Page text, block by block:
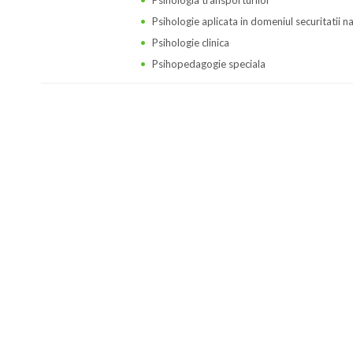
Psihologie aplicata in domeniul securitatii
Psihologie clinica
Psihopedagogie speciala